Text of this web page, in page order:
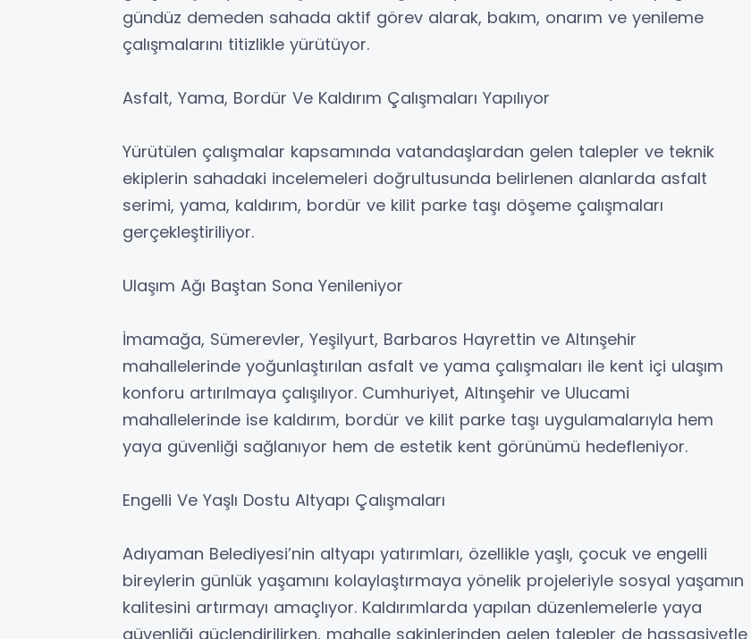
gündüz demeden sahada aktif görev alarak, bakım, onarım ve yenileme
çalışmalarını titizlikle yürütüyor.
Asfalt, Yama, Bordür Ve Kaldırım Çalışmaları Yapılıyor
Yürütülen çalışmalar kapsamında vatandaşlardan gelen talepler ve teknik
ekiplerin sahadaki incelemeleri doğrultusunda belirlenen alanlarda asfalt
serimi, yama, kaldırım, bordür ve kilit parke taşı döşeme çalışmaları
gerçekleştiriliyor.
Ulaşım Ağı Baştan Sona Yenileniyor
İmamağa, Sümerevler, Yeşilyurt, Barbaros Hayrettin ve Altınşehir
mahallelerinde yoğunlaştırılan asfalt ve yama çalışmaları ile kent içi ulaşım
konforu artırılmaya çalışılıyor. Cumhuriyet, Altınşehir ve Ulucami
mahallelerinde ise kaldırım, bordür ve kilit parke taşı uygulamalarıyla hem
yaya güvenliği sağlanıyor hem de estetik kent görünümü hedefleniyor.
Engelli Ve Yaşlı Dostu Altyapı Çalışmaları
Adıyaman Belediyesi’nin altyapı yatırımları, özellikle yaşlı, çocuk ve engelli
bireylerin günlük yaşamını kolaylaştırmaya yönelik projeleriyle sosyal yaşamın
kalitesini artırmayı amaçlıyor. Kaldırımlarda yapılan düzenlemelerle yaya
güvenliği güçlendirilirken, mahalle sakinlerinden gelen talepler de hassasiyetle